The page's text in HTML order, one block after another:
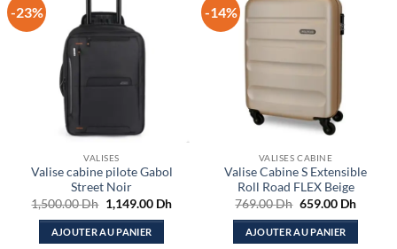
-23%
VALISES
Valise cabine pilote Gabol
Street Noir
1,500.00Dh Le
prix
initial
était :
1,149.00 DhLe
AJOUTER AU PANIER
-14%
VALISES CABINE
Valise Cabine S Extensible
Roll Road FLEX Beige
769.00Dh Le
initial
était :
659.00 DhLe
actuel
AJOUTER AU PANIER